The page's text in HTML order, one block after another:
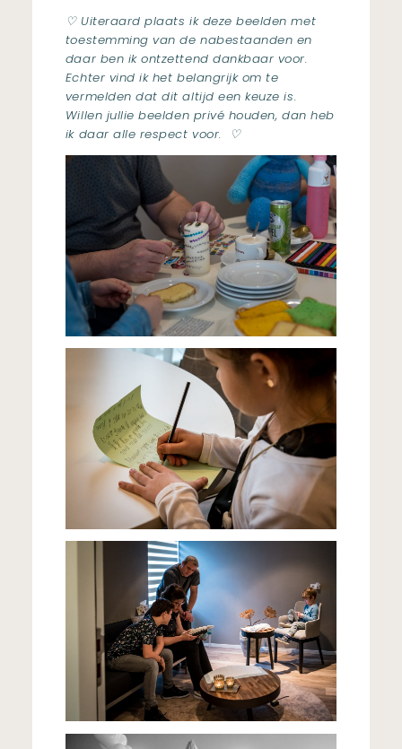
♡ Uiteraard plaats ik deze beelden met
toestemming van de nabestaanden en
daar ben ik ontzettend dankbaar voor.
Echter vind ik het belangrijk om te
vermelden dat dit altijd een keuze is.
Willen jullie beelden privé houden, dan heb
ik daar alle respect voor. ♡